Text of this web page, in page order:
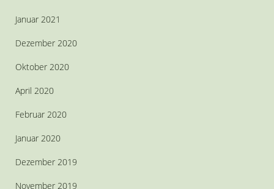
Januar 2021
Dezember 2020
Oktober 2020
April 2020
Februar 2020
Januar 2020
Dezember 2019
November 2019